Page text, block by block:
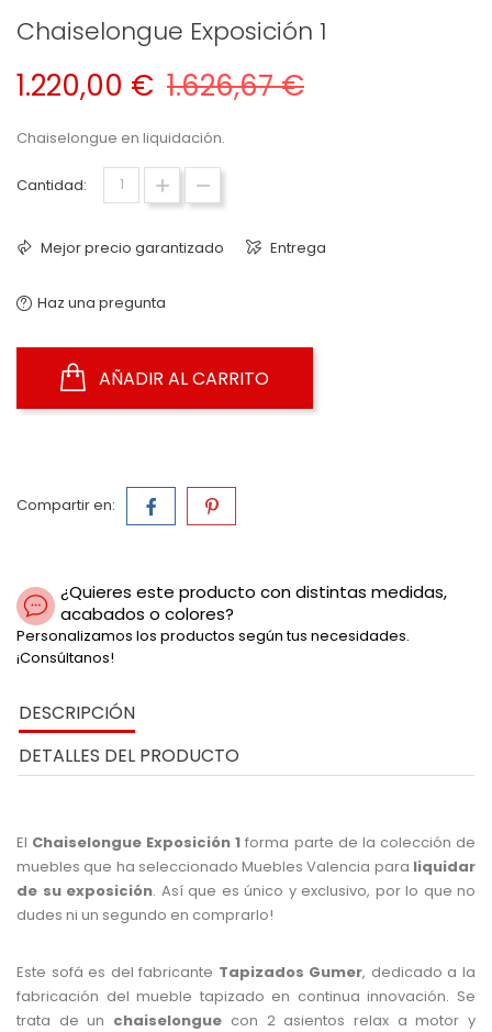
Chaiselongue Exposición 1
1.220,00 € 1.626,67 €
Chaiselongue en liquidación.
Cantidad:
Mejor precio garantizado Entrega
Haz una pregunta
AÑADIR AL CARRITO
Compartir en:
¿Quieres este producto con distintas medidas,
acabados o colores?
Personalizamos los productos según tus necesidades.
¡Consúltanos!
DESCRIPCIÓN
DETALLES DEL PRODUCTO
El Chaiselongue Exposición 1forma parte de la colección de
muebles que ha seleccionado Muebles Valencia para liquidar
de su exposición. Así que es único y exclusivo, por lo que no
dudes ni un segundo en comprarlo!
Este sofá es del fabricante Tapizados Gumer, dedicado a la
fabricación del mueble tapizado en continua innovación. Se
trata de un chaiselongue con 2 asientos relax a motor y